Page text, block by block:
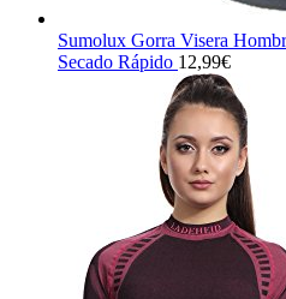
Sumolux Gorra Visera
Secado Rápido 12,99€